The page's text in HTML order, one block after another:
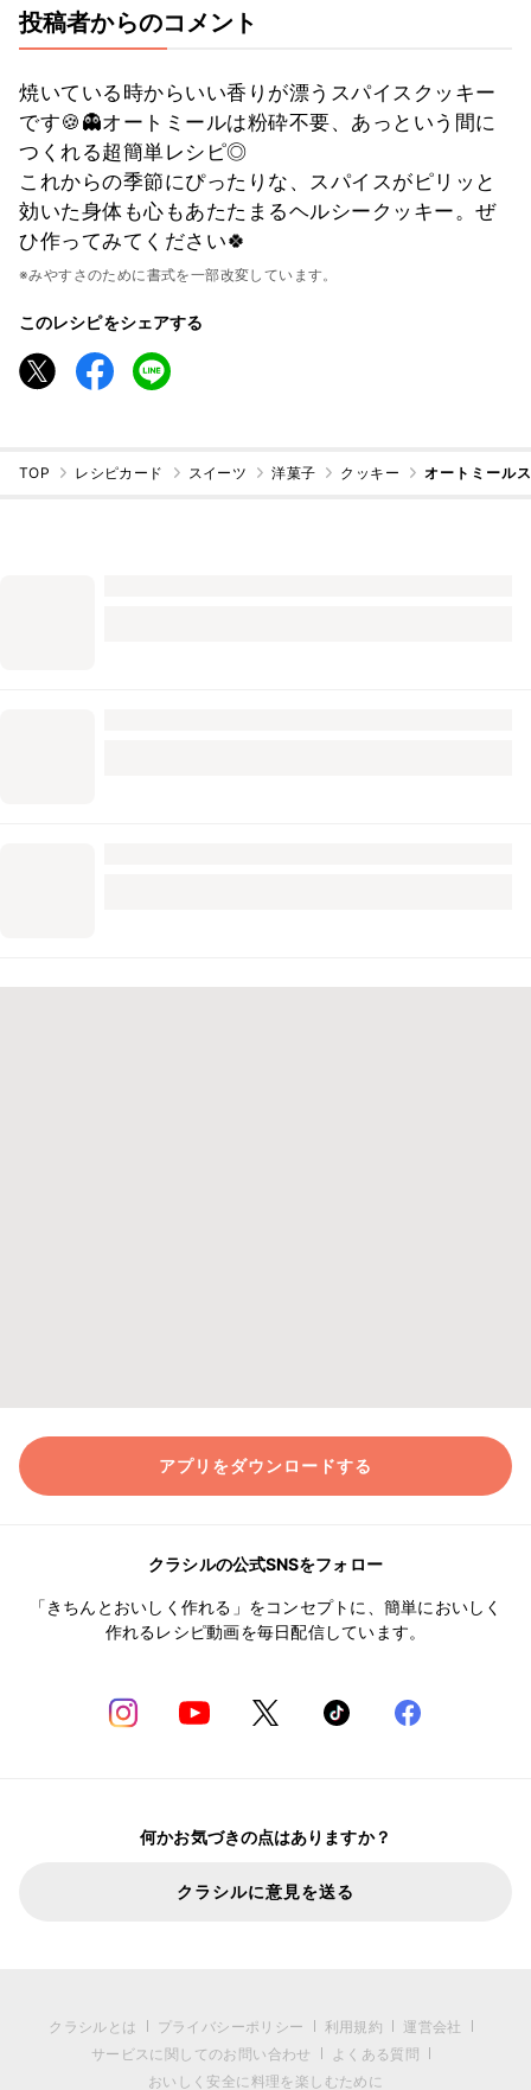
投稿者からのコメント
焼いている時からいい香りが漂うスパイスクッキー
です🍪👻オートミールは粉砕不要、あっという間に
つくれる超簡単レシピ◎
これからの季節にぴったりな、スパイスがピリッと
効いた身体も心もあたたまるヘルシークッキー。ぜ
ひ作ってみてください🍀
※みやすさのために書式を一部改変しています。
このレシピをシェアする
TOP レシピカード スイーツ 洋菓子 クッキー オートミール
アプリをダウンロードする
クラシルの公式SNSをフォロー
「きちんとおいしく作れる」をコンセプトに、簡単においしく
作れるレシピ動画を毎日配信しています。
何かお気づきの点はありますか？
クラシルに意見を送る
クラシルとは プライバシーポリシー 利用規約
運営会社
サービスに関してのお問い合わせ
よくある質問
おいしく安全に料理を楽しむために